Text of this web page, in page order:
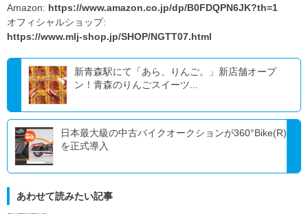
Amazon: https://www.amazon.co.jp/dp/B0FDQPN6JK?th=1
オフィシャルショップ:
https://www.mlj-shop.jp/SHOP/NGTT07.html
新青森駅にて「あら、りんご。」新店舗オープ
ン！青森のりんごスイーツ...
日本最大級の中古バイクオークションが360°Bike(R)
を正式導入
あわせて読みたい記事